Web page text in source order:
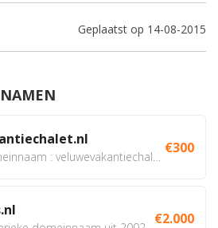
Geplaatst op 14-08-2015
€300
€2.000